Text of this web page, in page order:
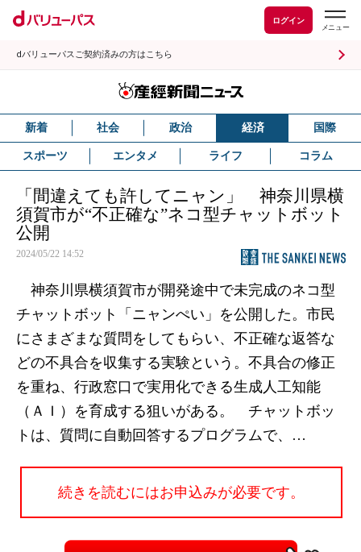
ログイン
dバリューパスご契約済みの方はこちら
新着 社会 政治 経済 国際
スポーツ エンタメ ライフ コラム
「間違えても許してニャン」 神奈川県横
須賀市が“不正確な”ネコ型チャットボット
公開
2024/05/22 14:52
神奈川県横須賀市が開発途中で未完成のネコ型
チャットボット「ニャンぺい」を公開した。市民
にさまざまな質問をしてもらい、不正確な返答な
どの不具合を収集する実験という。不具合の修正
を重ね、行政窓口で実用化できる生成人工知能
（ＡＩ）を育成する狙いがある。 チャットボッ
トは、質問に自動回答するプログラムで、…
続きを読むにはお申込みが必要です。